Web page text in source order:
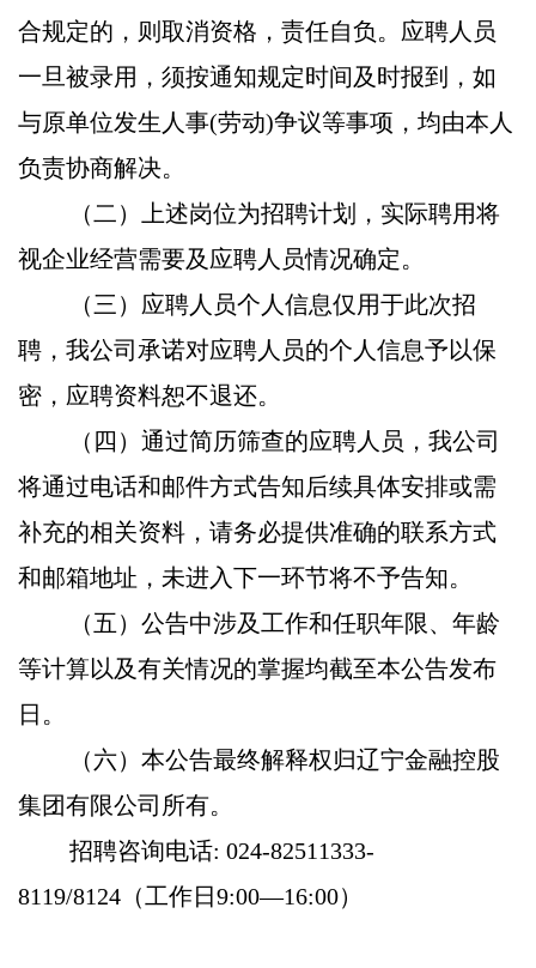
合规定的，则取消资格，责任自负。应聘人员
一旦被录用，须按通知规定时间及时报到，如
与原单位发生人事(劳动)争议等事项，均由本人
负责协商解决。
（二）上述岗位为招聘计划，实际聘用将
视企业经营需要及应聘人员情况确定。
（三）应聘人员个人信息仅用于此次招
聘，我公司承诺对应聘人员的个人信息予以保
密，应聘资料恕不退还。
（四）通过简历筛查的应聘人员，我公司
将通过电话和邮件方式告知后续具体安排或需
补充的相关资料，请务必提供准确的联系方式
和邮箱地址，未进入下一环节将不予告知。
（五）公告中涉及工作和任职年限、年龄
等计算以及有关情况的掌握均截至本公告发布
日。
（六）本公告最终解释权归辽宁金融控股
集团有限公司所有。
招聘咨询电话: 024-82511333-
8119/8124（工作日9:00—16:00）